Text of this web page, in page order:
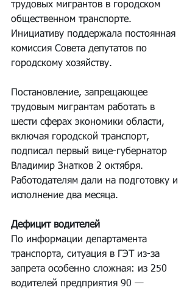
трудовых мигрантов в городском
общественном транспорте.
Инициативу поддержала постоянная
комиссия Совета депутатов по
городскому хозяйству.
Постановление, запрещающее
трудовым мигрантам работать в
шести сферах экономики области,
включая городской транспорт,
подписал первый вице-губернатор
Владимир Знатков 2 октября.
Работодателям дали на подготовку и
исполнение два месяца.
Дефицит водителей
По информации департамента
транспорта, ситуация в ГЭТ из-за
запрета особенно сложная: из 250
водителей предприятия 90 —